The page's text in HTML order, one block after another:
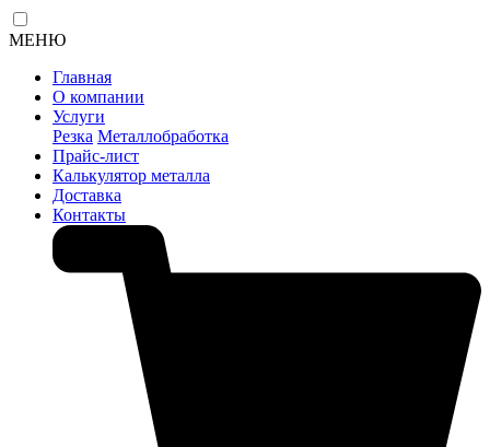
МЕНЮ
Главная
О компании
Услуги
Резка Металлобработка
Прайс-лист
Калькулятор металла
Доставка
Контакты